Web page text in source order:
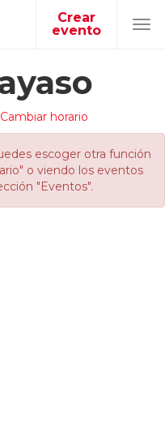
Crear
evento
Cambiar horario
escoger otra función
o viendo los eventos
"Eventos".